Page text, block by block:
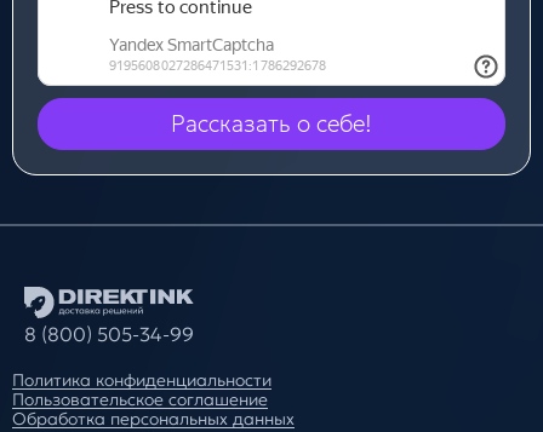
Рассказать о себе!
8 (800) 505-34-99
Политика конфиденциальности
Пользовательское соглашение
Обработка персональных данных